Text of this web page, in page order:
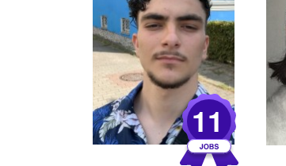
11